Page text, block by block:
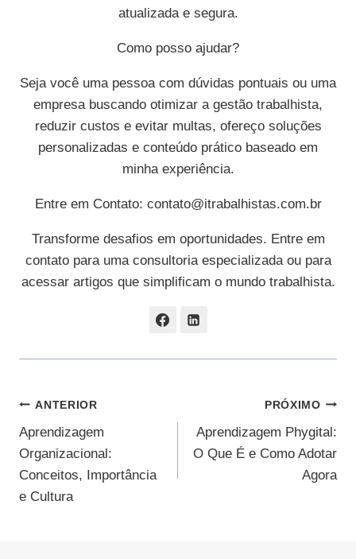
atualizada e segura.
Como posso ajudar?
Seja você uma pessoa com dúvidas pontuais ou uma
empresa buscando otimizar a gestão trabalhista,
reduzir custos e evitar multas, ofereço soluções
personalizadas e conteúdo prático baseado em
minha experiência.
Entre em Contato: contato@itrabalhistas.com.br
Transforme desafios em oportunidades. Entre em
contato para uma consultoria especializada ou para
acessar artigos que simplificam o mundo trabalhista.
Navegação
De
Post
ANTERIOR
Aprendizagem
Organizacional:
Conceitos, Importância
e Cultura
PRÓXIMO
Aprendizagem Phygital:
O Que É e Como Adotar
Agora